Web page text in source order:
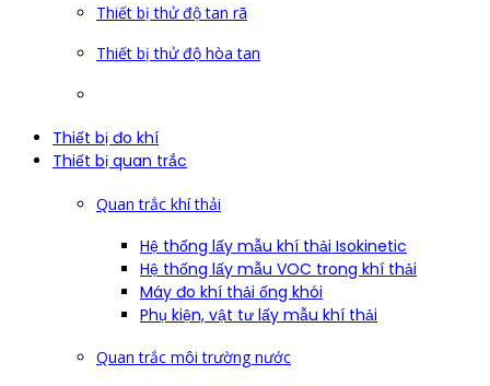
Thiết bị thử độ tan rã
Thiết bị thử độ hòa tan
Thiết bị đo khí
Thiết bị quan trắc
Quan trắc khí thải
Hệ thống lấy mẫu khí thải Isokinetic
Hệ thống lấy mẫu VOC trong khí thải
Máy đo khí thải ống khói
Phụ kiện, vật tư lấy mẫu khí thải
Quan trắc môi trường nước